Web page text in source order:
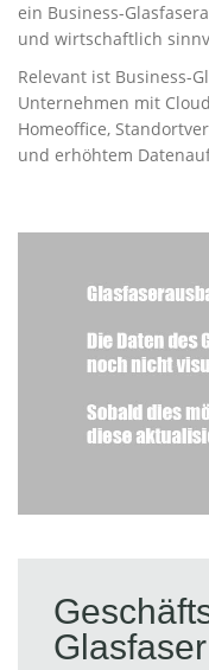
ein Business-
und wirtschaftlich
Relevant ist Business-
Unternehmen mit
Homeoffice,
und erhöhtem
Glasfaser